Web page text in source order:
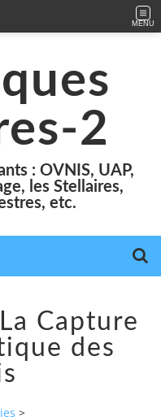
MENU
2
: OVNIS, UAP,
les Stellaires,
etc.
Capture
des
>